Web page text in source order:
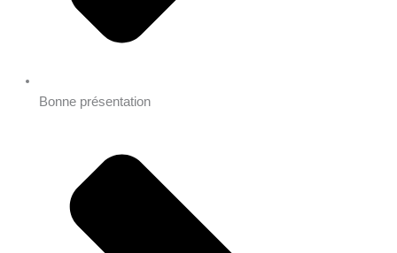
Bonne présentation